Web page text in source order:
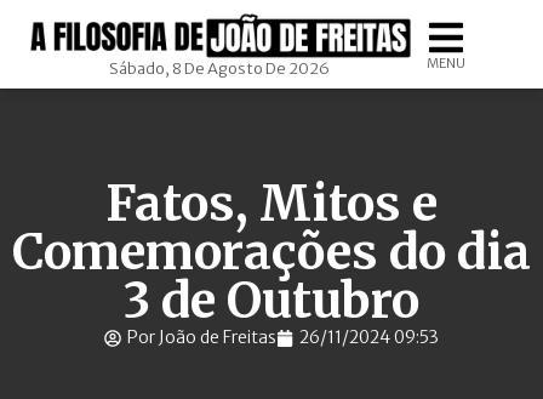
Sábado, 8 De Agosto De 2026 MENU
Fatos, Mitos e
Comemorações do dia
3 de Outubro
Por João de Freitas 26/11/2024 09:53